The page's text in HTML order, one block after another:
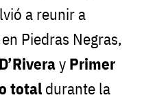
a reunir a
en Piedras Negras,
D’Riveray Primer
total durante la